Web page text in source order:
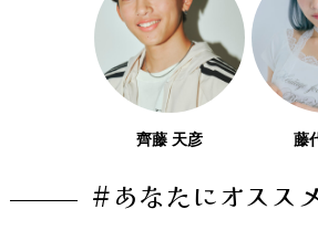
齊藤 天彦 藤
#あなたにオスス